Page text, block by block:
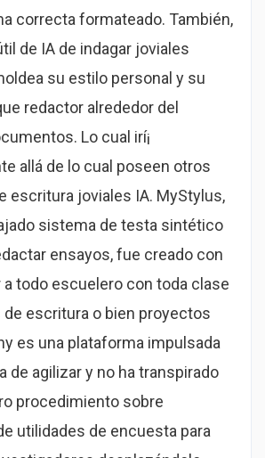
correcta formateado. También,
de IA de indagar joviales
su estilo personal y su
redactor alrededor del
Lo cual irí¡
allá de lo cual poseen otros
escritura joviales IA. MyStylus,
sistema de testa sintético
ensayos, fue creado con
todo escuelero con toda clase
de escritura o bien proyectos
es una plataforma impulsada
de agilizar y no ha transpirado
procedimiento sobre
utilidades de encuesta para